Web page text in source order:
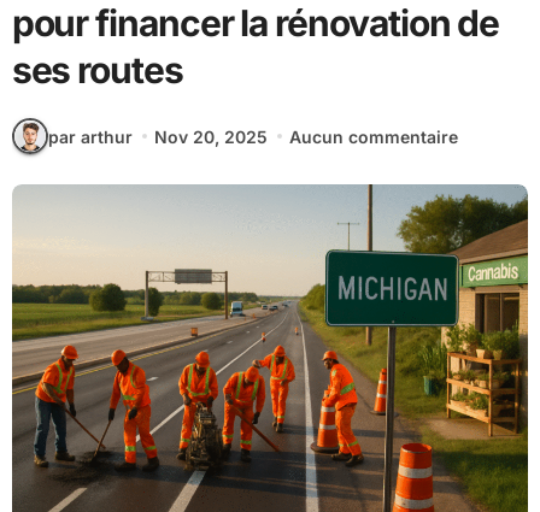
pour financer la rénovation de
ses routes
par arthur Nov 20, 2025 Aucun commentaire